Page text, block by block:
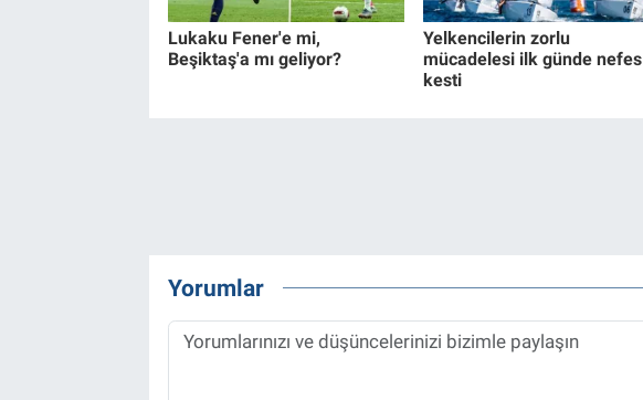
Lukaku Fener'e mi,
Beşiktaş'a mı geliyor?
Yelkencilerin zorlu
mücadelesi ilk günde nefes
kesti
Yorumlar